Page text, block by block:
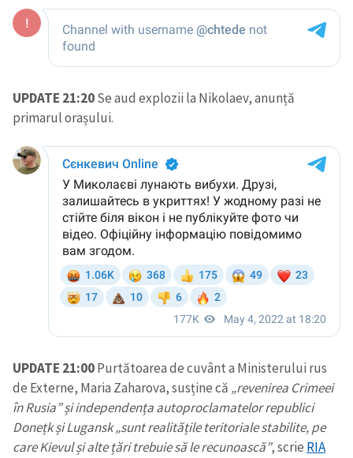
UPDATE 21:20Se aud explozii la Nikolaev, anunță
primarul orașului.
UPDATE 21:00Purtătoarea de cuvânt a Ministerului rus
de Externe, Maria Zaharova, susține că „revenirea Crimeei
în Rusia” și independența autoproclamatelor republici
Donețk și Lugansk „sunt realitățile teritoriale stabilite, pe
care Kievul și alte țări trebuie să le recunoască”, scrie RIA